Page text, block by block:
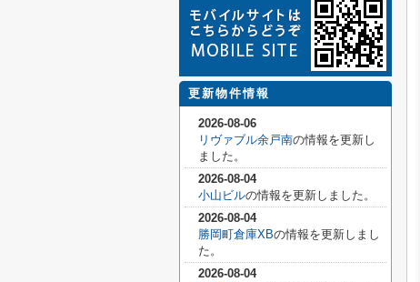
更新物件情報
2026-08-06
リヴァブル余戸南の情報を更新し
ました。
2026-08-04
小山ビルの情報を更新しました。
2026-08-04
勝岡町倉庫XBの情報を更新しまし
た。
2026-08-04